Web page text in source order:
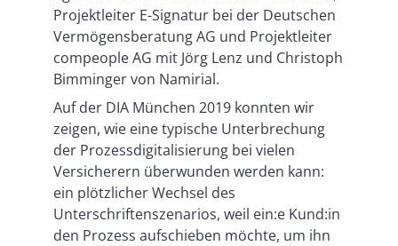
Projektleiter E-Signatur bei der Deutschen
Vermögensberatung AG und Projektleiter
compeople AG mit Jörg Lenz und Christoph
Bimminger von Namirial.
Auf der DIA München 2019 konnten wir
zeigen, wie eine typische Unterbrechung
der Prozessdigitalisierung bei vielen
Versicherern überwunden werden kann:
ein plötzlicher Wechsel des
Unterschriftenszenarios, weil ein:e Kund:in
den Prozess aufschieben möchte, um ihn